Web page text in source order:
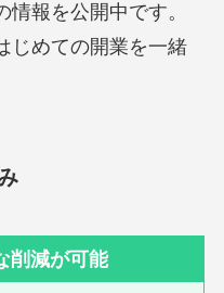
報を公開中です。
じめての開業を一緒
削減が可能